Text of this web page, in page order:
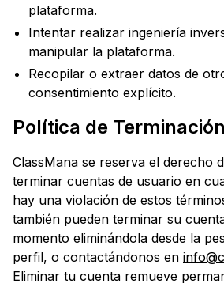
plataforma.
Intentar realizar ingeniería
manipular la plataforma.
Recopilar o extraer datos de
consentimiento explícito.
Política de Terminación
ClassMana se reserva el derecho
terminar cuentas de usuario en
hay una violación de estos
también pueden terminar su
momento eliminándola desde la
perfil, o contactándonos en
Eliminar tu cuenta remueve